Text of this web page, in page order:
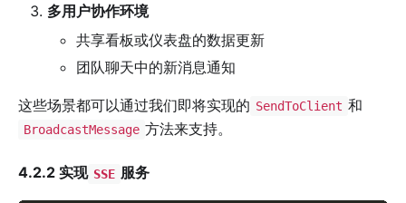
多用户协作环境
共享看板或仪表盘的数据更新
团队聊天中的新消息通知
这些场景都可以通过我们即将实现的 SendToClient 和
BroadcastMessage 方法来支持。
4.2.2 实现 SSE 服务